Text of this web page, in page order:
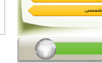
شمسی